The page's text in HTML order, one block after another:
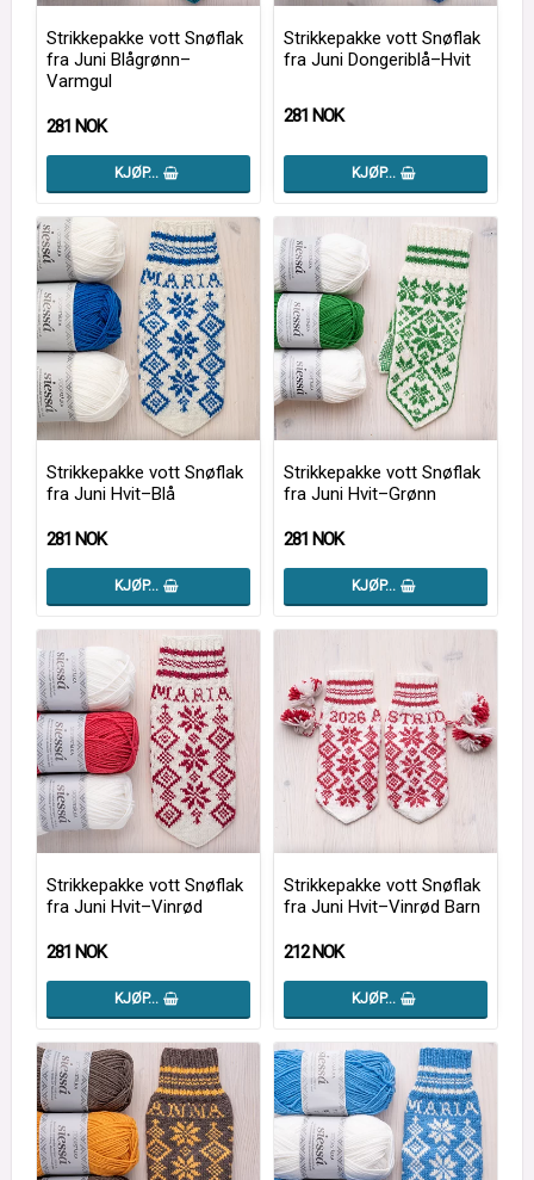
Strikkepakke vott Snøflak
fra Juni Blågrønn–
Varmgul
281 NOK
KJØP…
Strikkepakke vott Snøflak
fra Juni Dongeriblå–Hvit
281 NOK
KJØP…
Strikkepakke vott Snøflak
fra Juni Hvit–Blå
281 NOK
KJØP…
Strikkepakke vott Snøflak
fra Juni Hvit–Grønn
281 NOK
KJØP…
Strikkepakke vott Snøflak
fra Juni Hvit–Vinrød
281 NOK
KJØP…
Strikkepakke vott Snøflak
fra Juni Hvit–Vinrød Barn
212 NOK
KJØP…